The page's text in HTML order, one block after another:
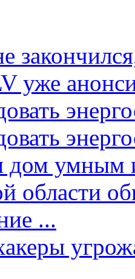
уже
дом умным
области
...